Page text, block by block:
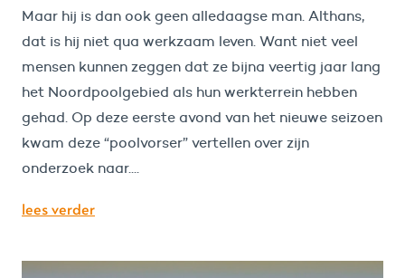
Maar hij is dan ook geen alledaagse man. Althans,
dat is hij niet qua werkzaam leven. Want niet veel
mensen kunnen zeggen dat ze bijna veertig jaar lang
het Noordpoolgebied als hun werkterrein hebben
gehad. Op deze eerste avond van het nieuwe seizoen
kwam deze “poolvorser” vertellen over zijn
onderzoek naar....
lees verder